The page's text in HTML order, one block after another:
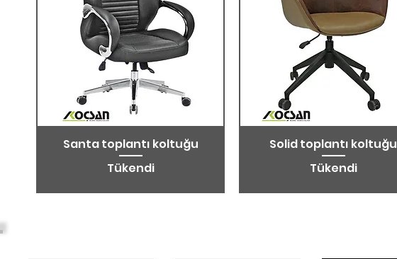
Santa toplantı koltuğu
Tükendi
Solid toplantı koltuğu
Tükendi